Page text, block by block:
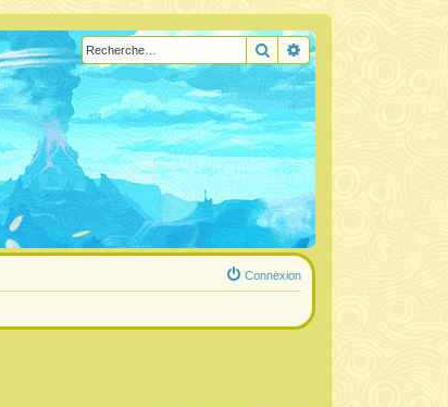
RechercherRecherche avancée
Connexion